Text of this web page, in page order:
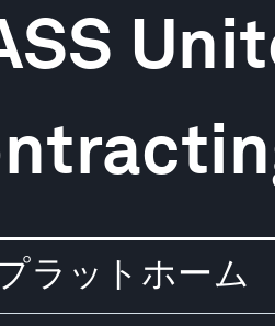
ラットホーム